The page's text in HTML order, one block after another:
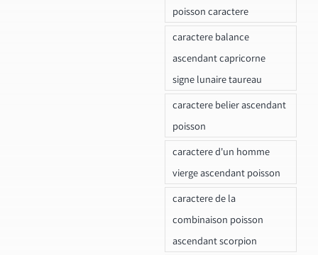
poisson caractere
caractere balance
ascendant capricorne
signe lunaire taureau
caractere belier ascendant
poisson
caractere d'un homme
vierge ascendant poisson
caractere de la
combinaison poisson
ascendant scorpion